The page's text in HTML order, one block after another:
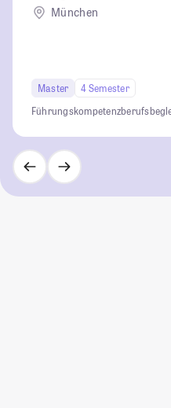
München
Master
4 Semester
Führungskompetenz